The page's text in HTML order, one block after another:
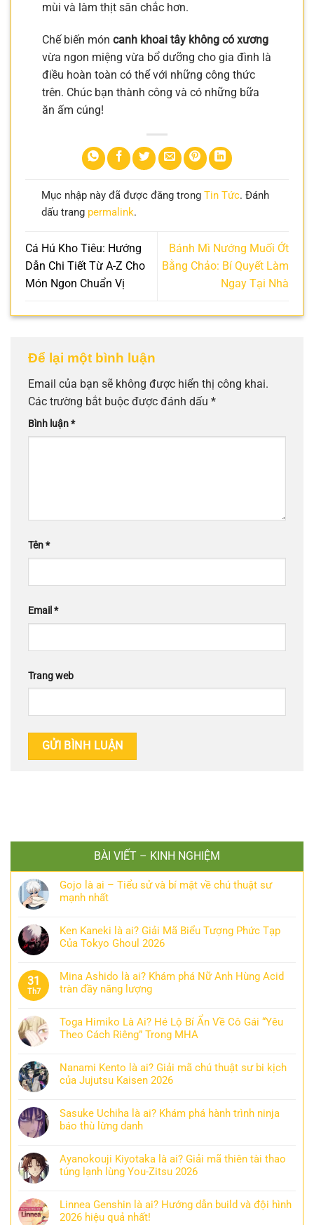
mùi và làm thịt săn chắc hơn.
Chế biến món canh khoai tây không có xương
vừa ngon miệng vừa bổ dưỡng cho gia đình là
điều hoàn toàn có thể với những công thức
trên. Chúc bạn thành công và có những bữa
ăn ấm cúng!
Mục nhập này đã được đăng trong Tin Tức. Đánh
dấu trang permalink.
Cá Hú Kho Tiêu: Hướng
Dẫn Chi Tiết Từ A-Z Cho
Món Ngon Chuẩn Vị
Bánh Mì Nướng Muối Ớt
Bằng Chảo: Bí Quyết Làm
Ngay Tại Nhà
Để lại một bình luận
Email của bạn sẽ không được hiển thị công khai.
Các trường bắt buộc được đánh dấu *
Bình luận*
Tên*
Email *
Trang web
BÀI VIẾT – KINH NGHIỆM
Gojo là ai – Tiểu sử và bí mật về chú thuật sư
mạnh nhất
Ken Kaneki là ai? Giải Mã Biểu Tượng Phức Tạp
Của Tokyo Ghoul 2026
31
Th7
Mina Ashido là ai? Khám phá Nữ Anh Hùng Acid
tràn đầy năng lượng
Toga Himiko Là Ai? Hé Lộ Bí Ẩn Về Cô Gái “Yêu
Theo Cách Riêng” Trong MHA
Nanami Kento là ai? Giải mã chú thuật sư bi kịch
của Jujutsu Kaisen 2026
Sasuke Uchiha là ai? Khám phá hành trình ninja
báo thù lừng danh
Ayanokouji Kiyotaka là ai? Giải mã thiên tài thao
túng lạnh lùng You-Zitsu 2026
Linnea Genshin là ai? Hướng dẫn build và đội hình
2026 hiệu quả nhất!